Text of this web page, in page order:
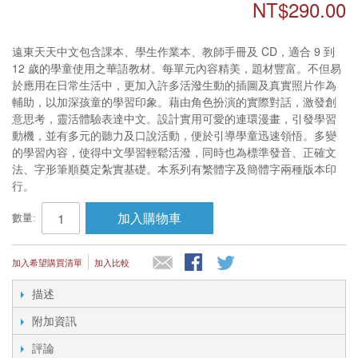
NT$290.00
遠東天天中文包含課本、學生作業本、教師手冊及 CD，適合 9 到
12 歲的學童使用之華語教材。每單元內容精美，題材豐富。不但易
於應用在日常生活中，更加入許多活潑生動的插圖及真實照片作為
輔助，以加深孩童的學習印象。藉由角色扮演的實際對話，激發創
意思考，靈活體驗表達中文。設計實用可愛的連環漫畫，引發學習
動機，並有多元的聽力及口說活動，便於引導學童迅速領悟。多變
的學習內容，使得中文學習輕鬆活潑，同時也為標準發音、正確文
法、字形筆順奠定紮實基礎。本系列有繁體字及簡體字兩種版本印
行。
數量: 加入購物車
加入希望購買清單 加入比較
描述
附加資訊
評論